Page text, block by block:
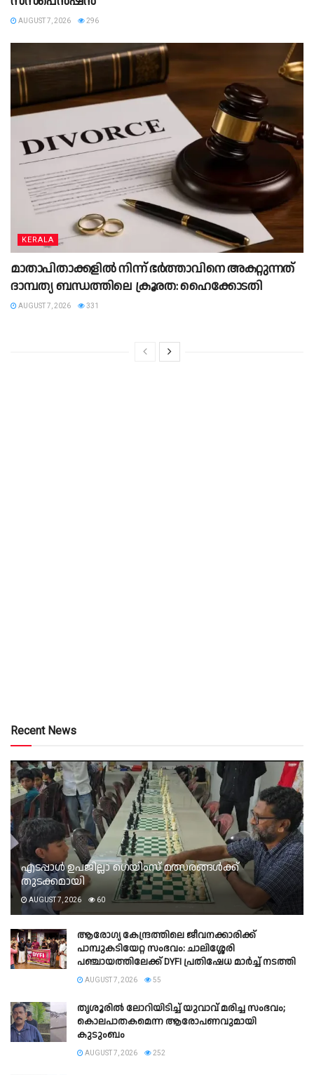
AUGUST 7, 2026 296
KERALA
മാതാപിതാക്കളില്‍ നിന്ന് ഭര്‍ത്താവിനെ അകറ്റുന്നത്
ദാമ്പത്യ ബന്ധത്തിലെ ക്രൂരത: ഹൈക്കോടതി
AUGUST 7, 2026 331
Recent News
എടപ്പാൾ ഉപജില്ലാ ഗെയിംസ് മത്സരങ്ങൾക്ക്
തുടക്കമായി
AUGUST 7, 2026 60
ആരോഗ്യ കേന്ദ്രത്തിലെ ജീവനക്കാരിക്ക്
പാമ്പുകടിയേറ്റ സംഭവം: ചാലിശ്ശേരി
പഞ്ചായത്തിലേക്ക് DYFI പ്രതിഷേധ മാർച്ച് നടത്തി​
AUGUST 7, 2026 55
തൃശൂരിൽ ലോറിയിടിച്ച് യുവാവ് മരിച്ച സംഭവം;
കൊലപാതകമെന്ന ആരോപണവുമായി
കുടുംബം
AUGUST 7, 2026 252